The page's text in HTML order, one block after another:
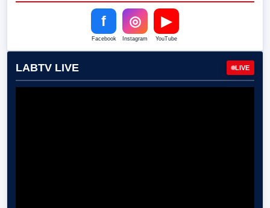
f
Facebook
◎
Instagram
▶
YouTube
LABTV LIVE LIVE